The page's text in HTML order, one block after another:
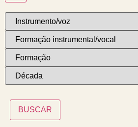
BUSCAR